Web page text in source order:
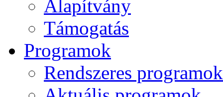
Alapítvány
Támogatás
Programok
Rendszeres programok